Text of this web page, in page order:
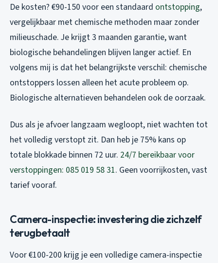
De kosten? €90-150 voor een standaard ontstopping,
vergelijkbaar met chemische methoden maar zonder
milieuschade. Je krijgt 3 maanden garantie, want
biologische behandelingen blijven langer actief. En
volgens mij is dat het belangrijkste verschil: chemische
ontstoppers lossen alleen het acute probleem op.
Biologische alternatieven behandelen ook de oorzaak.
Dus als je afvoer langzaam wegloopt, niet wachten tot
het volledig verstopt zit. Dan heb je 75% kans op
totale blokkade binnen 72 uur. 24/7 bereikbaar voor
verstoppingen: 085 019 58 31. Geen voorrijkosten, vast
tarief vooraf.
Camera-inspectie: investering die zichzelf
terugbetaalt
Voor €100-200 krijg je een volledige camera-inspectie